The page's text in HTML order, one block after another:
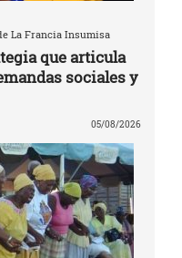
La Francia Insumisa
que articula
sociales y
05/08/2026